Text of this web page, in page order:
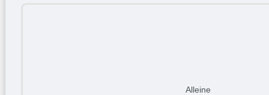
Alleine